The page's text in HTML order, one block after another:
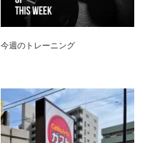
今週のトレーニング